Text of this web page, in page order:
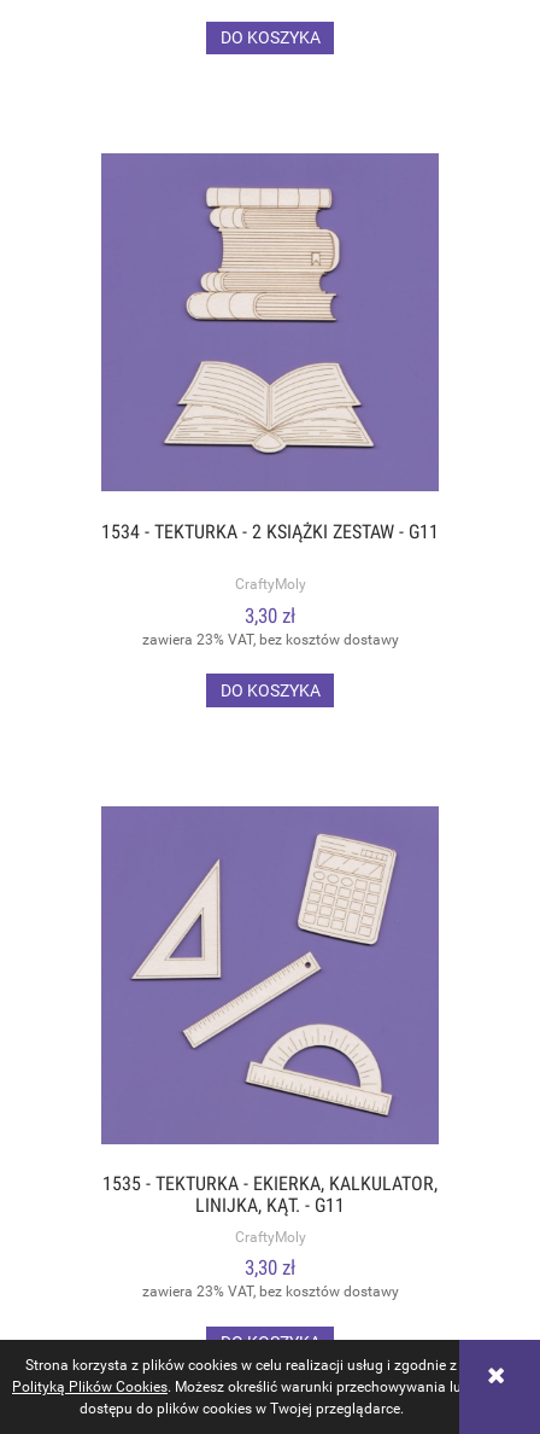
Strona korzysta z plików cookies w celu realizacji usług i zgodnie z
Polityką Plików Cookies. Możesz określić warunki przechowywania lub
dostępu do plików cookies w Twojej przeglądarce.
DO KOSZYKA
1534 - TEKTURKA - 2 KSIĄŻKI ZESTAW - G11
CraftyMoly
3,30 zł
zawiera 23% VAT, bez kosztów dostawy
DO KOSZYKA
1535 - TEKTURKA - EKIERKA, KALKULATOR,
LINIJKA, KĄT. - G11
CraftyMoly
3,30 zł
zawiera 23% VAT, bez kosztów dostawy
DO KOSZYKA